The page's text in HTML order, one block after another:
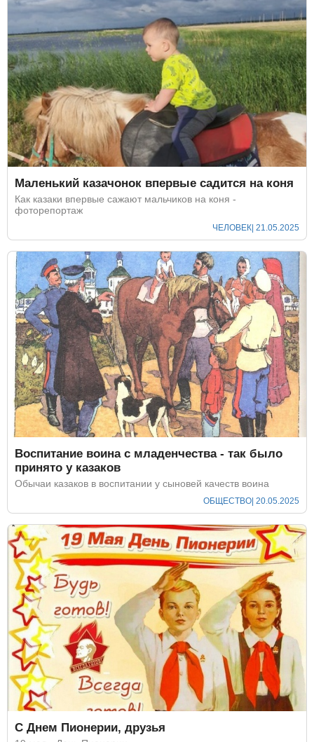
Маленький казачонок впервые садится на коня
Как казаки впервые сажают мальчиков на коня -
фоторепортаж
ЧЕЛОВЕК | 21.05.2025
Воспитание воина с младенчества - так было
принято у казаков
Обычаи казаков в воспитании у сыновей качеств воина
ОБЩЕСТВО | 20.05.2025
С Днем Пионерии, друзья